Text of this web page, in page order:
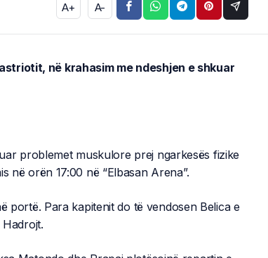
A+ A-
në krahasim me ndeshjen e shkuar
problemet muskulore prej ngarkesës fizike
në orën 17:00 në “Elbasan Arena”.
portë. Para kapitenit do të vendosen Belica e